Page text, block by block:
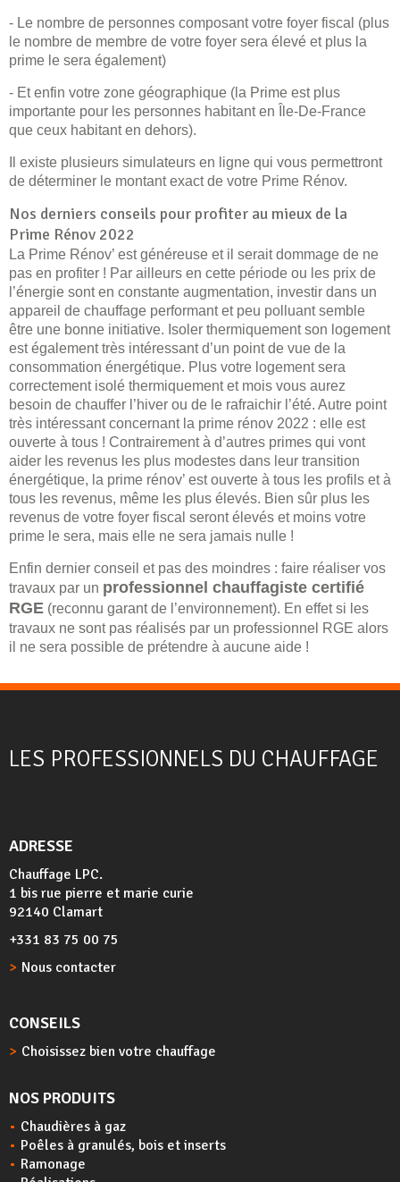
- Le nombre de personnes composant votre foyer fiscal (plus
le nombre de membre de votre foyer sera élevé et plus la
prime le sera également)
- Et enfin votre zone géographique (la Prime est plus
importante pour les personnes habitant en Île-De-France
que ceux habitant en dehors).
Il existe plusieurs simulateurs en ligne qui vous permettront
de déterminer le montant exact de votre Prime Rénov.
Nos derniers conseils pour profiter au mieux de la
Prime Rénov 2022
La Prime Rénov’ est généreuse et il serait dommage de ne
pas en profiter ! Par ailleurs en cette période ou les prix de
l’énergie sont en constante augmentation, investir dans un
appareil de chauffage performant et peu polluant semble
être une bonne initiative. Isoler thermiquement son logement
est également très intéressant d’un point de vue de la
consommation énergétique. Plus votre logement sera
correctement isolé thermiquement et mois vous aurez
besoin de chauffer l’hiver ou de le rafraichir l’été. Autre point
très intéressant concernant la prime rénov 2022 : elle est
ouverte à tous ! Contrairement à d’autres primes qui vont
aider les revenus les plus modestes dans leur transition
énergétique, la prime rénov’ est ouverte à tous les profils et à
tous les revenus, même les plus élevés. Bien sûr plus les
revenus de votre foyer fiscal seront élevés et moins votre
prime le sera, mais elle ne sera jamais nulle !
Enfin dernier conseil et pas des moindres : faire réaliser vos
travaux par un professionnel chauffagiste certifié
RGE (reconnu garant de l’environnement). En effet si les
travaux ne sont pas réalisés par un professionnel RGE alors
il ne sera possible de prétendre à aucune aide !
LES PROFESSIONNELS DU CHAUFFAGE
ADRESSE
Chauffage LPC.
1 bis rue pierre et marie curie
92140 Clamart
+331 83 75 00 75
Nous contacter
CONSEILS
Choisissez bien votre chauffage
NOS PRODUITS
Chaudières à gaz
Poêles à granulés, bois et inserts
Ramonage